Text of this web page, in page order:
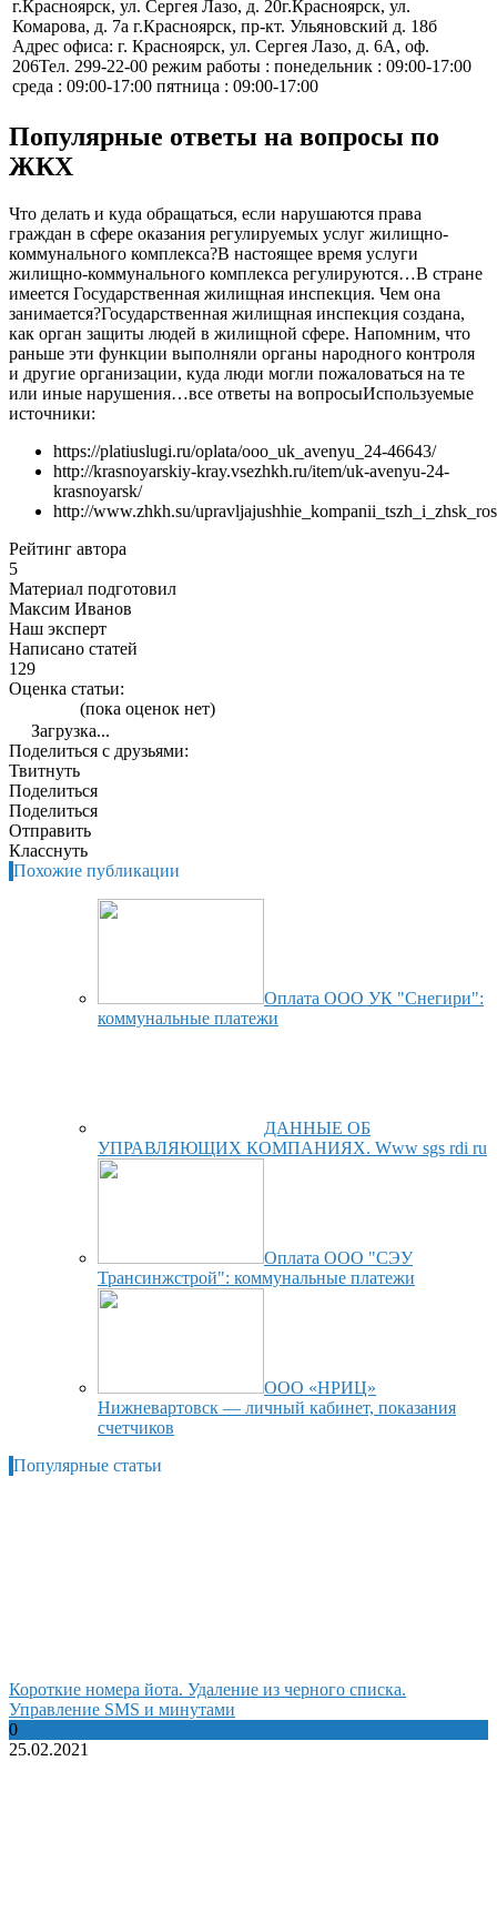
г.Красноярск, ул. Сергея Лазо, д. 20г.Красноярск, ул.
Комарова, д. 7а г.Красноярск, пр-кт. Ульяновский д. 18б
Адрес офиса: г. Красноярск, ул. Сергея Лазо, д. 6А, оф.
206Тел. 299-22-00 режим работы : понедельник : 09:00-17:00
среда : 09:00-17:00 пятница : 09:00-17:00
Популярные ответы на вопросы по
ЖКХ
Что делать и куда обращаться, если нарушаются права
граждан в сфере оказания регулируемых услуг жилищно-
коммунального комплекса?В настоящее время услуги
жилищно-коммунального комплекса регулируются…В стране
имеется Государственная жилищная инспекция. Чем она
занимается?Государственная жилищная инспекция создана,
как орган защиты людей в жилищной сфере. Напомним, что
раньше эти функции выполняли органы народного контроля
и другие организации, куда люди могли пожаловаться на те
или иные нарушения…все ответы на вопросыИспользуемые
источники:
https://platiuslugi.ru/oplata/ooo_uk_avenyu_24-46643/
http://krasnoyarskiy-kray.vsezhkh.ru/item/uk-avenyu-24-
krasnoyarsk/
http://www.zhkh.su/
Рейтинг автора
5
Материал подготовил
Максим Иванов
Наш эксперт
Написано статей
129
Оценка статьи:
(пока оценок нет)
Загрузка...
Поделиться с друзьями:
Твитнуть
Поделиться
Поделиться
Отправить
Класснуть
Похожие публикации
Оплата ООО УК "Снегири":
коммунальные платежи
ДАННЫЕ ОБ
УПРАВЛЯЮЩИХ КОМПАНИЯХ. Www sgs rdi ru
Оплата ООО "СЭУ
Трансинжстрой": коммунальные платежи
ООО «НРИЦ»
Нижневартовск — личный кабинет, показания
счетчиков
Популярные статьи
Короткие номера йота. Удаление из черного списка.
Управление SMS и минутами
0
25.02.2021